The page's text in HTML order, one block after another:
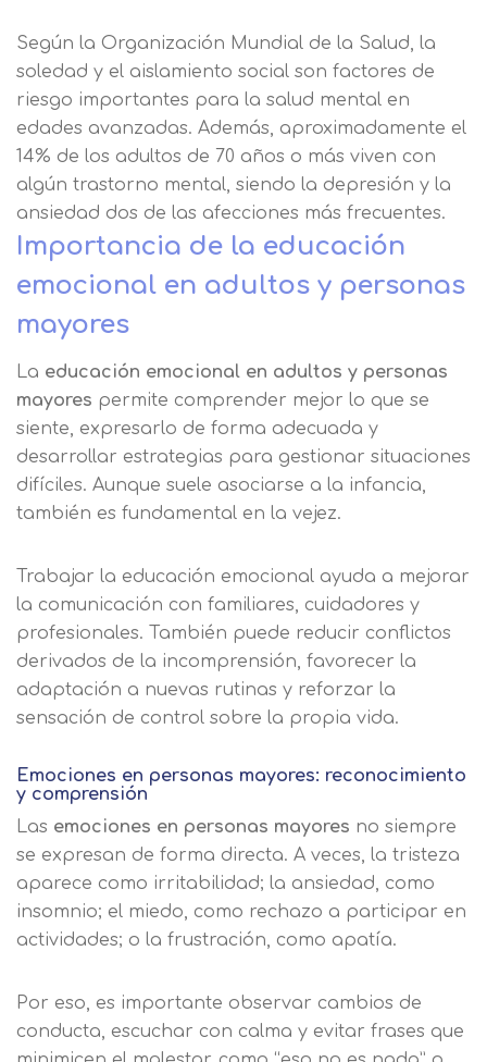
Según la Organización Mundial de la Salud, la
soledad y el aislamiento social son factores de
riesgo importantes para la salud mental en
edades avanzadas. Además, aproximadamente el
14% de los adultos de 70 años o más viven con
algún trastorno mental, siendo la depresión y la
ansiedad dos de las afecciones más frecuentes.
Importancia de la educación
emocional en adultos y personas
mayores
La educación emocional en adultos y personas
mayores permite comprender mejor lo que se
siente, expresarlo de forma adecuada y
desarrollar estrategias para gestionar situaciones
difíciles. Aunque suele asociarse a la infancia,
también es fundamental en la vejez.
Trabajar la educación emocional ayuda a mejorar
la comunicación con familiares, cuidadores y
profesionales. También puede reducir conflictos
derivados de la incomprensión, favorecer la
adaptación a nuevas rutinas y reforzar la
sensación de control sobre la propia vida.
Emociones en personas mayores: reconocimiento
y comprensión
Las emociones en personas mayores no siempre
se expresan de forma directa. A veces, la tristeza
aparece como irritabilidad; la ansiedad, como
insomnio; el miedo, como rechazo a participar en
actividades; o la frustración, como apatía.
Por eso, es importante observar cambios de
conducta, escuchar con calma y evitar frases que